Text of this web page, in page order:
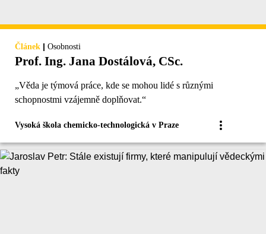
Článek | Osobnosti
Prof. Ing. Jana Dostálová, CSc.
„Věda je týmová práce, kde se mohou lidé s různými
schopnostmi vzájemně doplňovat.“
Vysoká škola chemicko-technologická v Praze